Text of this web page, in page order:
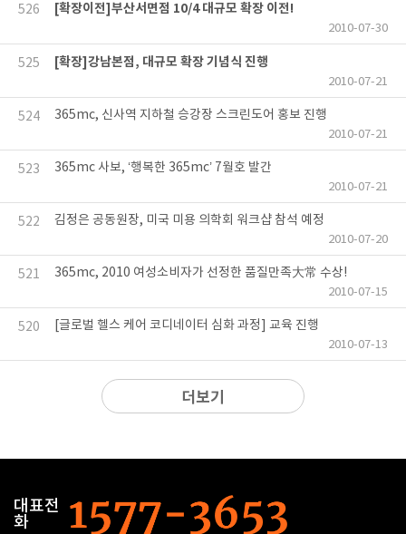
526 [확장이전]부산서면점 10/4 대규모 확장 이전!
2010-07-30
525 [확장]강남본점, 대규모 확장 기념식 진행
2010-07-21
524 365mc, 신사역 지하철 승강장 스크린도어 홍보 진행
2010-07-21
523 365mc 사보, ‘행복한 365mc’ 7월호 발간
2010-07-21
522 김정은 공동원장, 미국 미용 의학회 워크샵 참석 예정
2010-07-20
521 365mc, 2010 여성소비자가 선정한 품질만족大常 수상!
2010-07-15
520 [글로벌 헬스 케어 코디네이터 심화 과정] 교육 진행
2010-07-13
더보기
대표전
화